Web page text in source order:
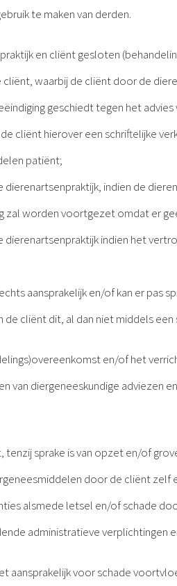
te maken van derden.
en cliënt gesloten
cliënt, waarbij de cliënt door de
geschiedt tegen het
cliënt hierover een schriftelijke
patiënt;
dierenartsenpraktijk, indien de
zal worden voortgezet omdat er
dierenartsenpraktijk indien het
aansprakelijk en/of kan er pas
de cliënt dit, al dan niet middels
en/of het
van diergeneeskundige adviezen
tenzij sprake is van opzet en/of
door de cliënt
alsmede letsel en/of schade
administratieve verplichtingen
aansprakelijk voor schade